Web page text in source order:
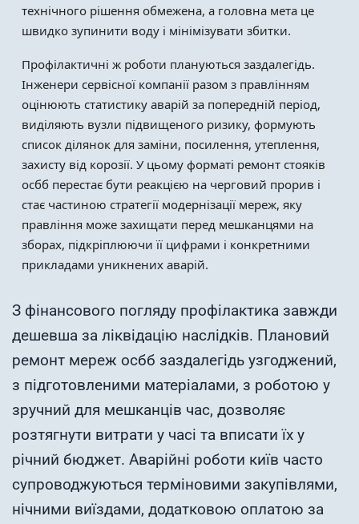
технічного рішення обмежена, а головна мета це
швидко зупинити воду і мінімізувати збитки.
Профілактичні ж роботи плануються заздалегідь.
Інженери сервісної компанії разом з правлінням
оцінюють статистику аварій за попередній період,
виділяють вузли підвищеного ризику, формують
список ділянок для заміни, посилення, утеплення,
захисту від корозії. У цьому форматі ремонт стояків
осбб перестає бути реакцією на черговий прорив і
стає частиною стратегії модернізації мереж, яку
правління може захищати перед мешканцями на
зборах, підкріплюючи її цифрами і конкретними
прикладами уникнених аварій.
З фінансового погляду профілактика завжди
дешевша за ліквідацію наслідків. Плановий
ремонт мереж осбб заздалегідь узгоджений,
з підготовленими матеріалами, з роботою у
зручний для мешканців час, дозволяє
розтягнути витрати у часі та вписати їх у
річний бюджет. Аварійні роботи київ часто
супроводжуються терміновими закупівлями,
нічними виїздами, додатковою оплатою за